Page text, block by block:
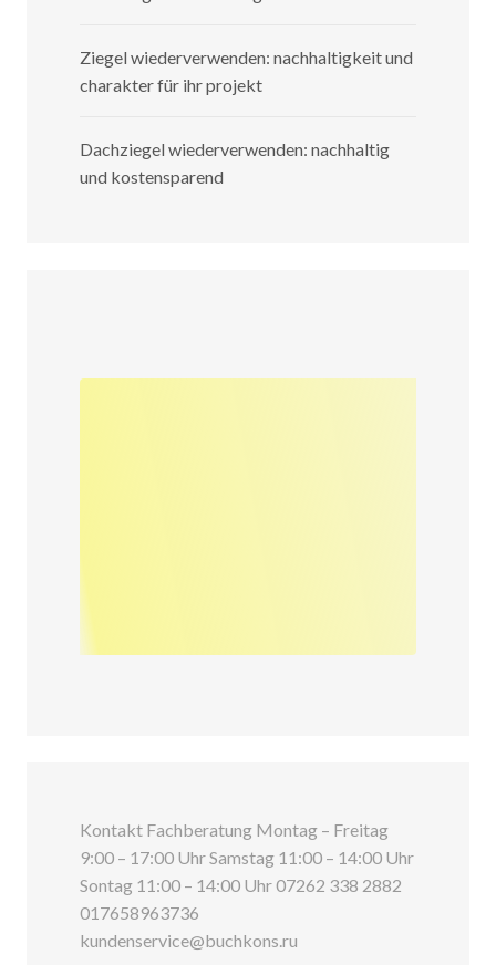
Ziegel wiederverwenden: nachhaltigkeit und
charakter für ihr projekt
Dachziegel wiederverwenden: nachhaltig
und kostensparend
Kontakt Fachberatung Montag – Freitag
9:00 – 17:00 Uhr Samstag 11:00 – 14:00 Uhr
Sontag 11:00 – 14:00 Uhr 07262 338 2882
017658963736
kundenservice@buchkons.ru